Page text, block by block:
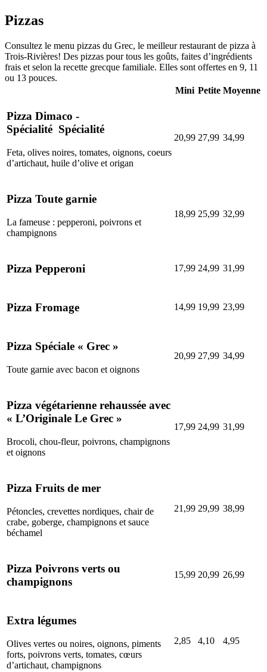
Pizzas
Consultez le menu pizzas du Grec, le meilleur restaurant de pizza à
Trois-Rivières! Des pizzas pour tous les goûts, faites d’ingrédients
frais et selon la recette grecque familiale. Elles sont offertes en 9, 11
ou 13 pouces.
Mini Petite Moyenne
Pizza Dimaco -
Spécialité Spécialité
Feta, olives noires, tomates, oignons, coeurs
d’artichaut, huile d’olive et origan
20,99 27,99 34,99
Pizza Toute garnie
La fameuse : pepperoni, poivrons et
champignons
18,99 25,99 32,99
Pizza Pepperoni 17,99 24,99 31,99
Pizza Fromage 14,99 19,99 23,99
Pizza Spéciale « Grec »
Toute garnie avec bacon et oignons
20,99 27,99 34,99
Pizza végétarienne rehaussée avec
« L’Originale Le Grec »
Brocoli, chou-fleur, poivrons, champignons
et oignons
17,99 24,99 31,99
Pizza Fruits de mer
Pétoncles, crevettes nordiques, chair de
crabe, goberge, champignons et sauce
béchamel
21,99 29,99 38,99
Pizza Poivrons verts ou
champignons
15,99 20,99 26,99
Extra légumes
Olives vertes ou noires, oignons, piments
forts, poivrons verts, tomates, cœurs
d’artichaut, champignons
2,85 4,10 4,95